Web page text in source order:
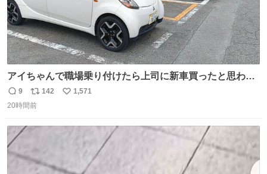
アイちゃんで職場乗り付けたら上司に新車買ったと思われ
たの嬉しすぎる。 20年落ちの車もやりようによっては新車
っぽく見えるってことよ。 令和の車の横に並べても違和感
返
信
9
リ
ポ
142
い
1,571
20時間前